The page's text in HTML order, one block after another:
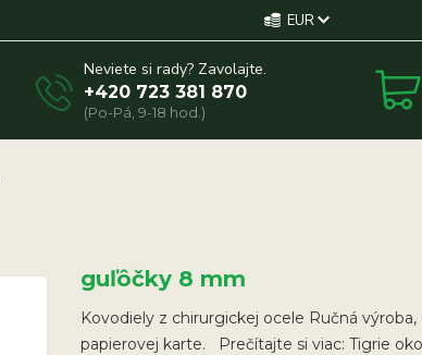
EUR
Neviete si rady? Zavolajte.
+420 723 381 870
(Po-Pá, 9-18 hod.)
guľôčky 8 mm
Kovodiely z chirurgickej ocele Ručná
papierovej karte. Prečítajte si viac: Tigrie